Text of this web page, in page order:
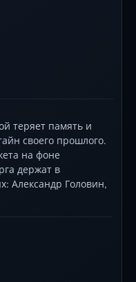
теряет память и
своего прошлого.
на фоне
держат в
Александр Головин,